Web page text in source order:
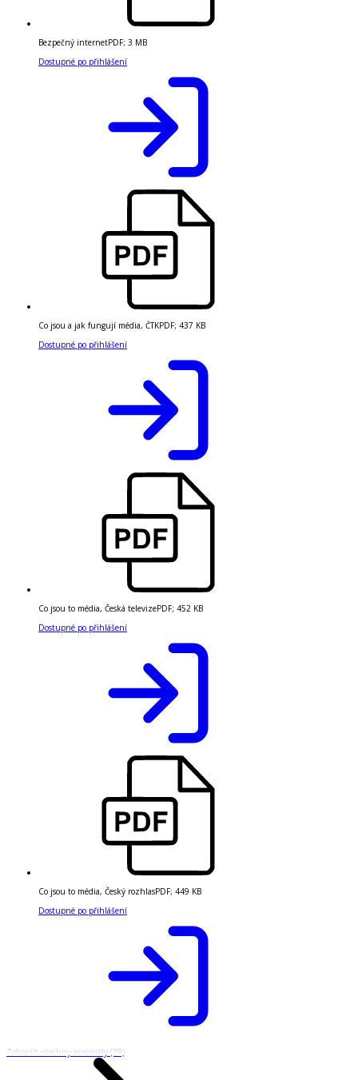
Bezpečný internetPDF; 3 MB
Dostupné po přihlášení
Co jsou a jak fungují média, ČTKPDF; 437 KB
Dostupné po přihlášení
Co jsou to média, Česká televizePDF; 452 KB
Dostupné po přihlášení
Co jsou to média, Český rozhlasPDF; 449 KB
Dostupné po přihlášení
Zobrazit všechny materiály (39)